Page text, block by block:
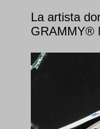
La artista
GRAMMY®